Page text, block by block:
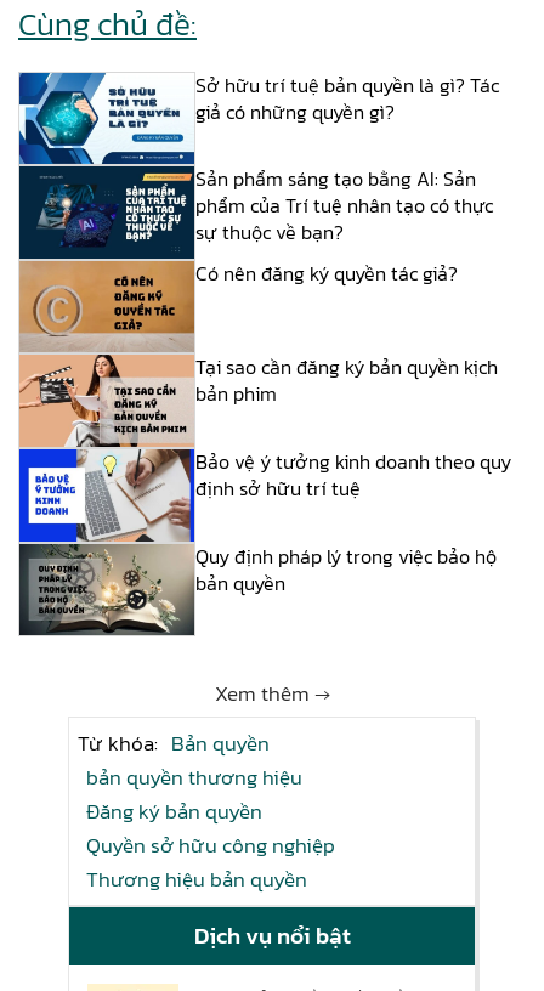
Cùng chủ đề:
Sở hữu trí tuệ bản quyền là gì? Tác
giả có những quyền gì?
Sản phẩm sáng tạo bằng AI: Sản
phẩm của Trí tuệ nhân tạo có thực
sự thuộc về bạn?
Có nên đăng ký quyền tác giả?
Tại sao cần đăng ký bản quyền kịch
bản phim
Bảo vệ ý tưởng kinh doanh theo quy
định sở hữu trí tuệ
Quy định pháp lý trong việc bảo hộ
bản quyền
Xem thêm →
Từ khóa: Bản quyền
bản quyền thương hiệu
Đăng ký bản quyền
Quyền sở hữu công nghiệp
Thương hiệu bản quyền
Dịch vụ nổi bật